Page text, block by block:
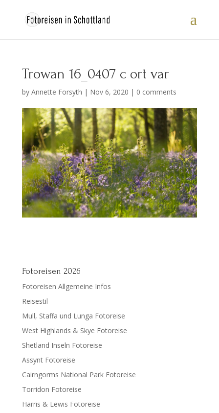
Trowan 16_0407 c ort var
by Annette Forsyth | Nov 6, 2020 | 0 comments
Fotoreisen 2026
Fotoreisen Allgemeine Infos
Reisestil
Mull, Staffa und Lunga Fotoreise
West Highlands & Skye Fotoreise
Shetland Inseln Fotoreise
Assynt Fotoreise
Cairngorms National Park Fotoreise
Torridon Fotoreise
Harris & Lewis Fotoreise